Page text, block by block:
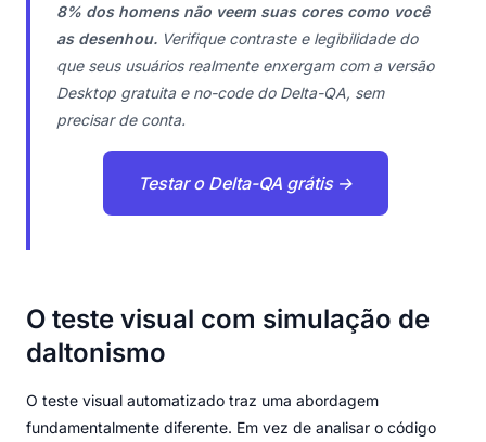
8% dos homens não veem suas cores como você
as desenhou. Verifique contraste e legibilidade do
que seus usuários realmente enxergam com a versão
Desktop gratuita e no-code do Delta-QA, sem
precisar de conta.
Testar o Delta-QA grátis →
O teste visual com simulação de
daltonismo
O teste visual automatizado traz uma abordagem
fundamentalmente diferente. Em vez de analisar o código